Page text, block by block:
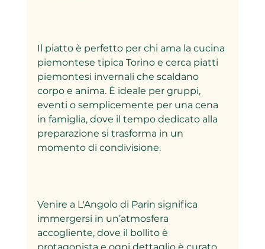
Il piatto è perfetto per chi ama la cucina
piemontese tipica Torino e cerca piatti
piemontesi invernali che scaldano
corpo e anima. È ideale per gruppi,
eventi o semplicemente per una cena
in famiglia, dove il tempo dedicato alla
preparazione si trasforma in un
momento di condivisione.
Venire a L'Angolo di Parin significa
immergersi in un’atmosfera
accogliente, dove il bollito è